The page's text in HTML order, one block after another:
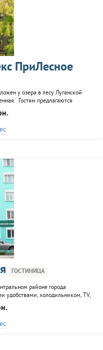
ПриЛесное
у озера в лесу Луганской
Гостям предлагаются
в лесной зоне и у озера, с
а также гостиничные 1, 2х
аксессуарами. К
ГОСТИНИЦА
районе города
удобствами, холодильником, TV,
подходящий для
ресторан, конференц-
вокзалов и аэропорта Луганска,